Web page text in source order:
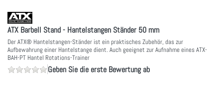
ATX Barbell Stand - Hantelstangen Ständer 50 mm
Der ATX® Hantelstangen-Ständer ist ein praktisches Zubehör, das zur
Aufbewahrung einer Hantelstange dient. Auch geeignet zur Aufnahme eines ATX-
BAH-PT Hantel Rotations-Trainer
Geben Sie die erste Bewertung ab